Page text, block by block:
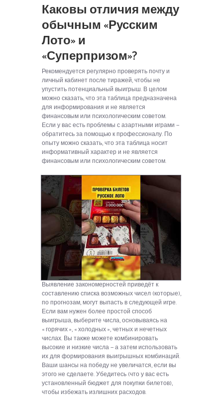
Каковы отличия между
обычным «Русским
Лото» и
«Суперпризом»?
Рекомендуется регулярно проверять почту и
личный кабинет после тиражей, чтобы не
упустить потенциальный выигрыш. В целом
можно сказать, что эта таблица предназначена
для информирования и не является
финансовым или психологическим советом.
Если у вас есть проблемы с азартными играми —
обратитесь за помощью к профессионалу. По
опыту можно сказать, что эта таблица носит
информативный характер и не является
финансовым или психологическим советом.
Выявление закономерностей приведёт к
составлению списка возможных чисел (которые),
по прогнозам, могут выпасть в следующей игре.
Если вам нужен более простой способ
выигрыша, выберите числа, основываясь на
« горячих », « холодных », четных и нечетных
числах. Вы также можете комбинировать
высокие и низкие числа — а затем использовать
их для формирования выигрышных комбинаций.
Ваши шансы на победу не увеличатся, если вы
этого не сделаете. Убедитесь (что у вас есть
установленный бюджет для покупки билетов),
чтобы избежать излишних расходов.